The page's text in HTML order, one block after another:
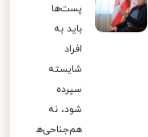
پست‌ها
باید به
افراد
شایسته
سپرده
شود، نه
هم‌جناحی‌ه